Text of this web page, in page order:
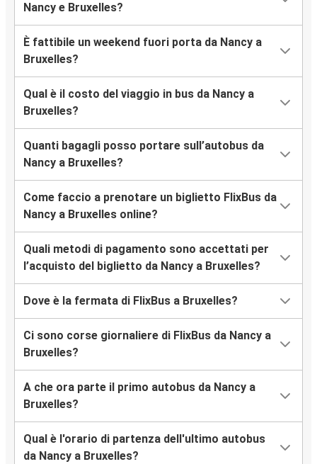
Nancy e Bruxelles?
È fattibile un weekend fuori porta da Nancy a
Bruxelles?
Qual è il costo del viaggio in bus da Nancy a
Bruxelles?
Quanti bagagli posso portare sull’autobus da
Nancy a Bruxelles?
Come faccio a prenotare un biglietto FlixBus da
Nancy a Bruxelles online?
Quali metodi di pagamento sono accettati per
l’acquisto del biglietto da Nancy a Bruxelles?
Dove è la fermata di FlixBus a Bruxelles?
Ci sono corse giornaliere di FlixBus da Nancy a
Bruxelles?
A che ora parte il primo autobus da Nancy a
Bruxelles?
Qual è l'orario di partenza dell'ultimo autobus
da Nancy a Bruxelles?